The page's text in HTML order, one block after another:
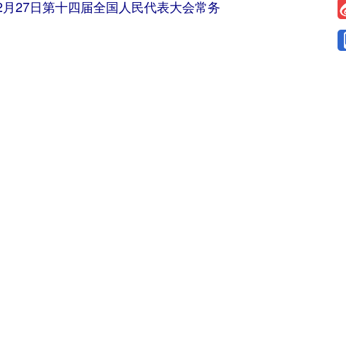
27日第十四届全国人民代表大会常务